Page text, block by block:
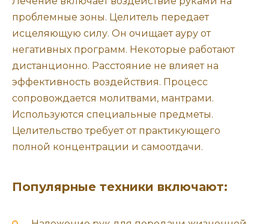
проблемные зоны. Целитель передает
исцеляющую силу. Он очищает ауру от
негативных программ. Некоторые работают
дистанционно. Расстояние не влияет на
эффективность воздействия. Процесс
сопровождается молитвами, мантрами.
Используются специальные предметы.
Целительство требует от практикующего
полной концентрации и самоотдачи.
Популярные техники включают: